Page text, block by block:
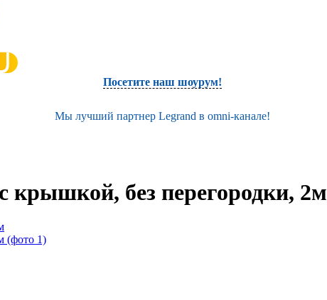
Посетите наш шоурум!
Мы лучший партнер Legrand в omni-канале!
крышкой, без перегородки, 2м